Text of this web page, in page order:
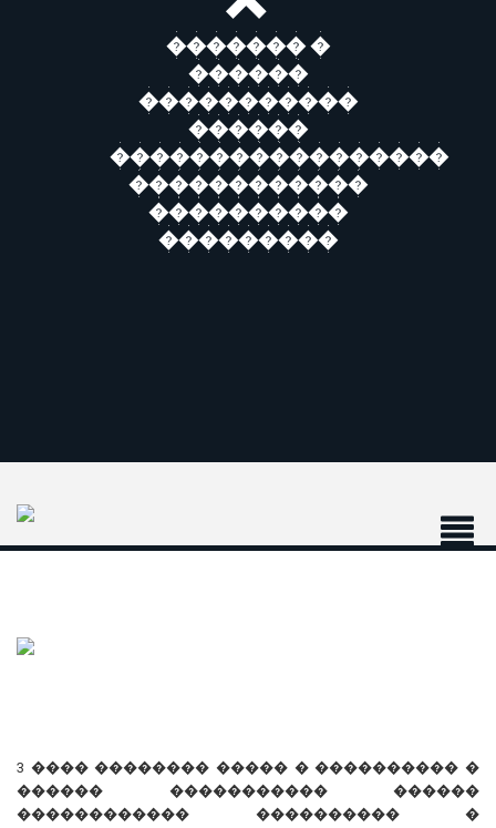
������� �
������
�����������
������
�����������������
������������
����������
���������
3 ���� �������� ����� � ���������� �
������ ����������� ������
������������ ���������� �